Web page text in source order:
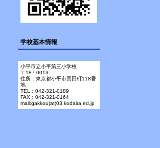
学校基本情報
小平市立小平第三小学校
〒187-0013
住所：東京都小平市回田町118番
地
TEL：042-321-0189
FAX：042-321-0164
mail:gakkou(at)03.kodaira.ed.jp